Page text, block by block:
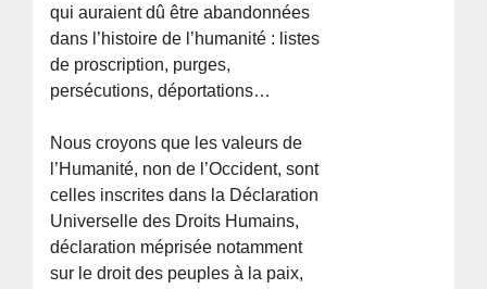
qui auraient dû être abandonnées
dans l’histoire de l’humanité : listes
de proscription, purges,
persécutions, déportations…
Nous croyons que les valeurs de
l’Humanité, non de l’Occident, sont
celles inscrites dans la Déclaration
Universelle des Droits Humains,
déclaration méprisée notamment
sur le droit des peuples à la paix,